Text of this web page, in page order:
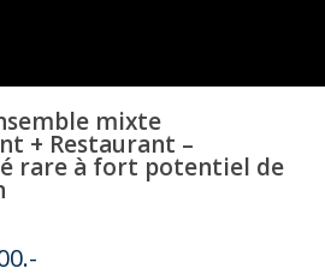
mixte
+ Restaurant –
rare à fort potentiel de